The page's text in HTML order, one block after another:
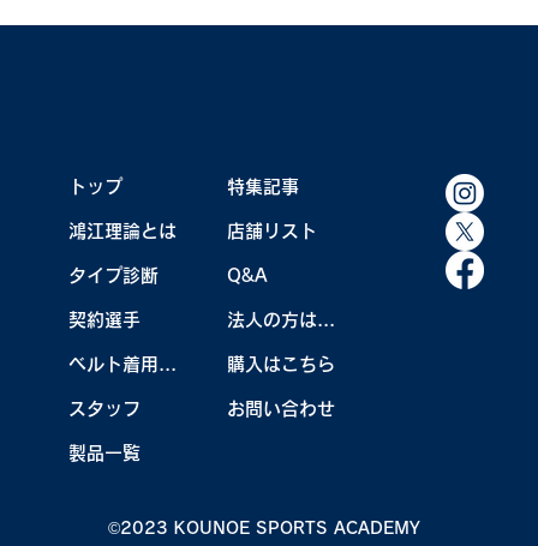
【TEAM KOUNOE】うで体・菅楓華プロ
トップ
鴻江理論とは
タイプ診断
契約選手
スタッフ
製品一覧
特集記事
店舗リスト
Q&A
法人の方はこちら
購入はこちら
お問い合わせ
©2023 KOUNOE SPORTS ACADEMY